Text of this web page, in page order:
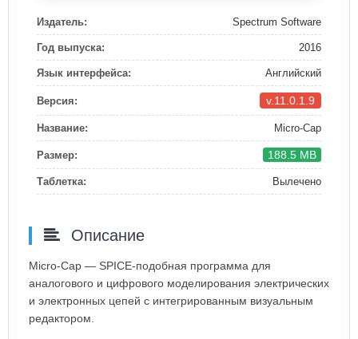
Издатель: Spectrum Software
Год выпуска: 2016
Язык интерфейса: Английский
Версия: v.11.0.1.9
Название: Micro-Cap
Размер: 188.5 MB
Таблетка: Вылечено
Описание
Micro-Cap — SPICE-подобная программа для
аналогового и цифрового моделирования электрических
и электронных цепей с интегрированным визуальным
редактором.